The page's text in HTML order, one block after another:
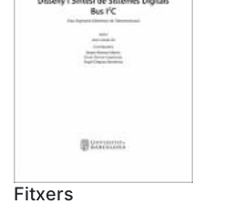
Fitxers